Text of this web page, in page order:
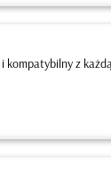
kompatybilny z